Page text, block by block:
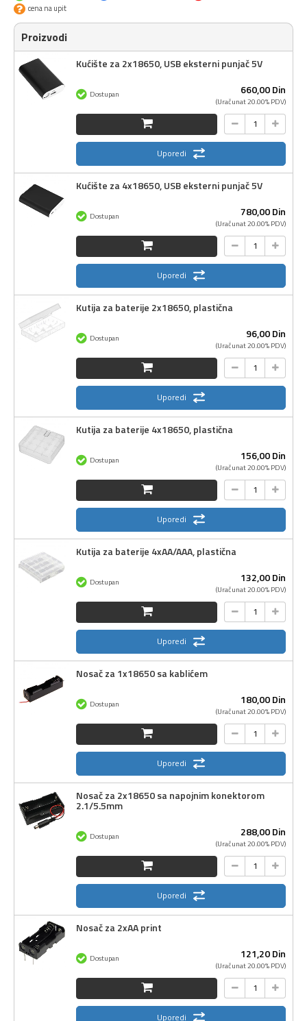
cena na upit
Proizvodi
Kućište za 2x18650, USB eksterni punjač 5V
660,00Din
(Uračunat 20.00% PDV)
Dostupan
Uporedi
Kućište za 4x18650, USB eksterni punjač 5V
780,00Din
(Uračunat 20.00% PDV)
Dostupan
Uporedi
Kutija za baterije 2x18650, plastična
96,00Din
(Uračunat 20.00% PDV)
Dostupan
Uporedi
Kutija za baterije 4x18650, plastična
156,00Din
(Uračunat 20.00% PDV)
Dostupan
Uporedi
Kutija za baterije 4xAA/AAA, plastična
132,00Din
(Uračunat 20.00% PDV)
Dostupan
Uporedi
Nosač za 1x18650 sa kablićem
180,00Din
(Uračunat 20.00% PDV)
Dostupan
Uporedi
Nosač za 2x18650 sa napojnim konektorom
2.1/5.5mm
288,00Din
(Uračunat 20.00% PDV)
Dostupan
Uporedi
Nosač za 2xAA print
121,20Din
(Uračunat 20.00% PDV)
Dostupan
Uporedi